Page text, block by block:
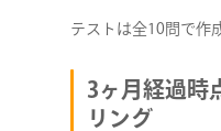
テストは全10問で作
3ヶ月経過時
リング